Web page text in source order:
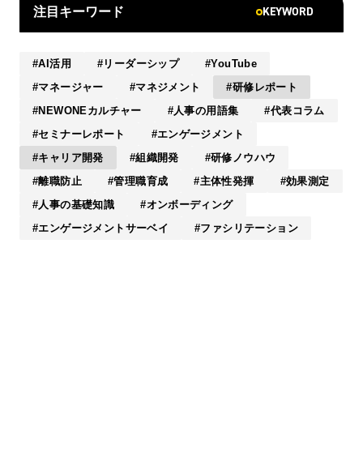
注目キーワード KEYWORD
AI活用 リーダーシップ
YouTube
マネージャー
マネジメント
研修レポート
NEWONEカルチャー
人事の用語集
代表コラム
セミナーレポート
エンゲージメント
キャリア開発
組織開発
研修ノウハウ
離職防止
管理職育成 主体性発揮
効果測定
人事の基礎知識
オンボーディング
エンゲージメントサーベイ
ファシリテーション